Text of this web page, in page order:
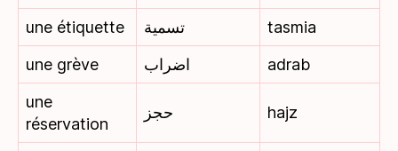
une étiquette تسمية
tasmia
une grève
اضراب
adrab
une
réservation
حجز hajz